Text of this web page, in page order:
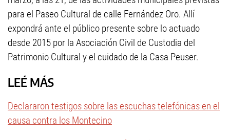
para el Paseo Cultural de calle Fernández Oro. Allí
expondrá ante el público presente sobre lo actuado
desde 2015 por la Asociación Civil de Custodia del
Patrimonio Cultural y el cuidado de la Casa Peuser.
LEÉ MÁS
Declararon testigos sobre las escuchas telefónicas en el
causa contra los Montecino